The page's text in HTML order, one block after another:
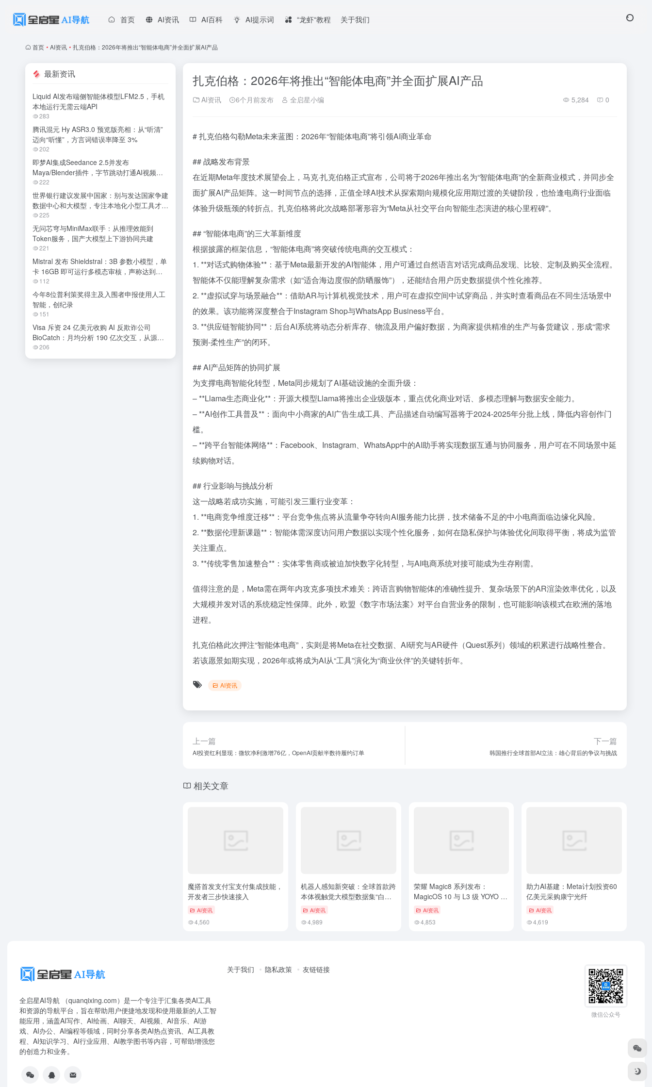
首页 AI资讯 AI百科 AI提示词 “龙虾“教程 关于我们
首页 • AI资讯 • 扎克伯格：2026年将推出“智能体电商”并全面扩展AI产品
扎克伯格：2026年将推出“智能体电商”并全面扩展AI产品
AI资讯 6个月前发布 全启星小编 5,284 0
# 扎克伯格勾勒Meta未来蓝图：2026年“智能体电商”将引领AI商业革命
## 战略发布背景
在近期Meta年度技术展望会上，马克·扎克伯格正式宣布，公司将于2026年推出名为“智能体电商”的全新商业模式，并同步全
面扩展AI产品矩阵。这一时间节点的选择，正值全球AI技术从探索期向规模化应用期过渡的关键阶段，也恰逢电商行业面临
体验升级瓶颈的转折点。扎克伯格将此次战略部署形容为“Meta从社交平台向智能生态演进的核心里程碑”。
## “智能体电商”的三大革新维度
根据披露的框架信息，“智能体电商”将突破传统电商的交互模式：
1. **对话式购物体验**：基于Meta最新开发的AI智能体，用户可通过自然语言对话完成商品发现、比较、定制及购买全流程。
智能体不仅能理解复杂需求（如“适合海边度假的防晒服饰”），还能结合用户历史数据提供个性化推荐。
2. **虚拟试穿与场景融合**：借助AR与计算机视觉技术，用户可在虚拟空间中试穿商品，并实时查看商品在不同生活场景中
的效果。该功能将深度整合于Instagram Shop与WhatsApp Business平台。
3. **供应链智能协同**：后台AI系统将动态分析库存、物流及用户偏好数据，为商家提供精准的生产与备货建议，形成“需求
预测-柔性生产”的闭环。
## AI产品矩阵的协同扩展
为支撑电商智能化转型，Meta同步规划了AI基础设施的全面升级：
– **Llama生态商业化**：开源大模型Llama将推出企业级版本，重点优化商业对话、多模态理解与数据安全能力。
– **AI创作工具普及**：面向中小商家的AI广告生成工具、产品描述自动编写器将于2024-2025年分批上线，降低内容创作门
槛。
– **跨平台智能体网络**：Facebook、Instagram、WhatsApp中的AI助手将实现数据互通与协同服务，用户可在不同场景中延
续购物对话。
## 行业影响与挑战分析
这一战略若成功实施，可能引发三重行业变革：
1. **电商竞争维度迁移**：平台竞争焦点将从流量争夺转向AI服务能力比拼，技术储备不足的中小电商面临边缘化风险。
2. **数据伦理新课题**：智能体需深度访问用户数据以实现个性化服务，如何在隐私保护与体验优化间取得平衡，将成为监管
关注重点。
3. **传统零售加速整合**：实体零售商或被迫加快数字化转型，与AI电商系统对接可能成为生存刚需。
值得注意的是，Meta需在两年内攻克多项技术难关：跨语言购物智能体的准确性提升、复杂场景下的AR渲染效率优化，以及
大规模并发对话的系统稳定性保障。此外，欧盟《数字市场法案》对平台自营业务的限制，也可能影响该模式在欧洲的落地
进程。
扎克伯格此次押注“智能体电商”，实则是将Meta在社交数据、AI研究与AR硬件（Quest系列）领域的积累进行战略性整合。
若该愿景如期实现，2026年或将成为AI从“工具”演化为“商业伙伴”的关键转折年。
AI资讯
上一篇
AI投资红利显现：微软净利激增76亿，OpenAI贡献半数待履约订单
下一篇
韩国推行全球首部AI立法：雄心背后的争议与挑战
相关文章
魔搭首发支付宝支付集成技能，
开发者三步快速接入
AI资讯
4,560
机器人感知新突破：全球首款跨
本体视触觉大模型数据集“白虎-
VTouch”惊艳问世
AI资讯
4,989
荣耀 Magic8 系列发布：
MagicOS 10 与 L3 级 YOYO 智
能体引领 AI 手机自进化，开启
Robot Phone 新篇章
AI资讯
4,853
助力AI基建：Meta计划投资60
亿美元采购康宁光纤
AI资讯
4,619
最新资讯
Liquid AI发布端侧智能体模型LFM2.5，手机
本地运行无需云端API
283
腾讯混元 Hy ASR3.0 预览版亮相：从“听清”
迈向“听懂”，方言词错误率降至 3%
202
即梦AI集成Seedance 2.5并发布
Maya/Blender插件，字节跳动打通AI视频专
业创作全链路
222
世界银行建议发展中国家：别与发达国家争建
数据中心和大模型，专注本地化小型工具才是
明智之举
225
无问芯穹与MiniMax联手：从推理效能到
Token服务，国产大模型上下游协同共建
221
Mistral 发布 Shieldstral：3B 参数小模型，单
卡 16GB 即可运行多模态审核，声称达到开
源 SOTA
112
今年8位普利策奖得主及入围者申报使用人工
智能，创纪录
151
Visa 斥资 24 亿美元收购 AI 反欺诈公司
BioCatch：月均分析 190 亿次交互，从源头
阻断金融诈骗
206
全启星AI导航 （quanqixing.com）是一个专注于汇集各类AI工具
和资源的导航平台，旨在帮助用户便捷地发现和使用最新的人工智
能应用，涵盖AI写作、AI绘画、AI聊天、AI视频、AI音乐、AI游
戏、AI办公、AI编程等领域，同时分享各类AI热点资讯、AI工具教
程、AI知识学习、AI行业应用、AI教学图书等内容，可帮助增强您
的创造力和业务。
关于我们 隐私政策 友链链接
微信公众号